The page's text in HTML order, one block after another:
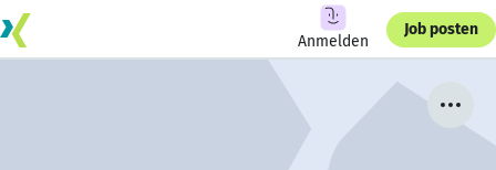
Anmelden
Job posten